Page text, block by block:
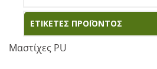
ΕΤΙΚΈΤΕΣ ΠΡΟΪΌΝΤΟΣ
Μαστίχες PU